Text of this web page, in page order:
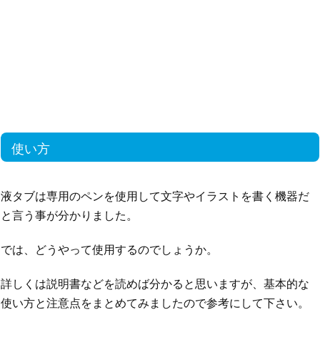
使い方
液タブは専用のペンを使用して文字やイラストを書く機器だ
と言う事が分かりました。
では、どうやって使用するのでしょうか。
詳しくは説明書などを読めば分かると思いますが、基本的な
使い方と注意点をまとめてみましたので参考にして下さい。